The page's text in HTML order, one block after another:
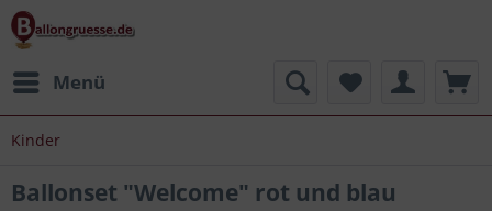
Menü
Kinder
Ballonset "Welcome" rot und blau